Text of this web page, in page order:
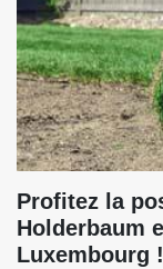
Profitez la
Holderbaum
Luxembourg !